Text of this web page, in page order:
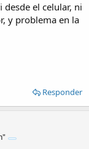
el celular, ni
y problema en la
Responder